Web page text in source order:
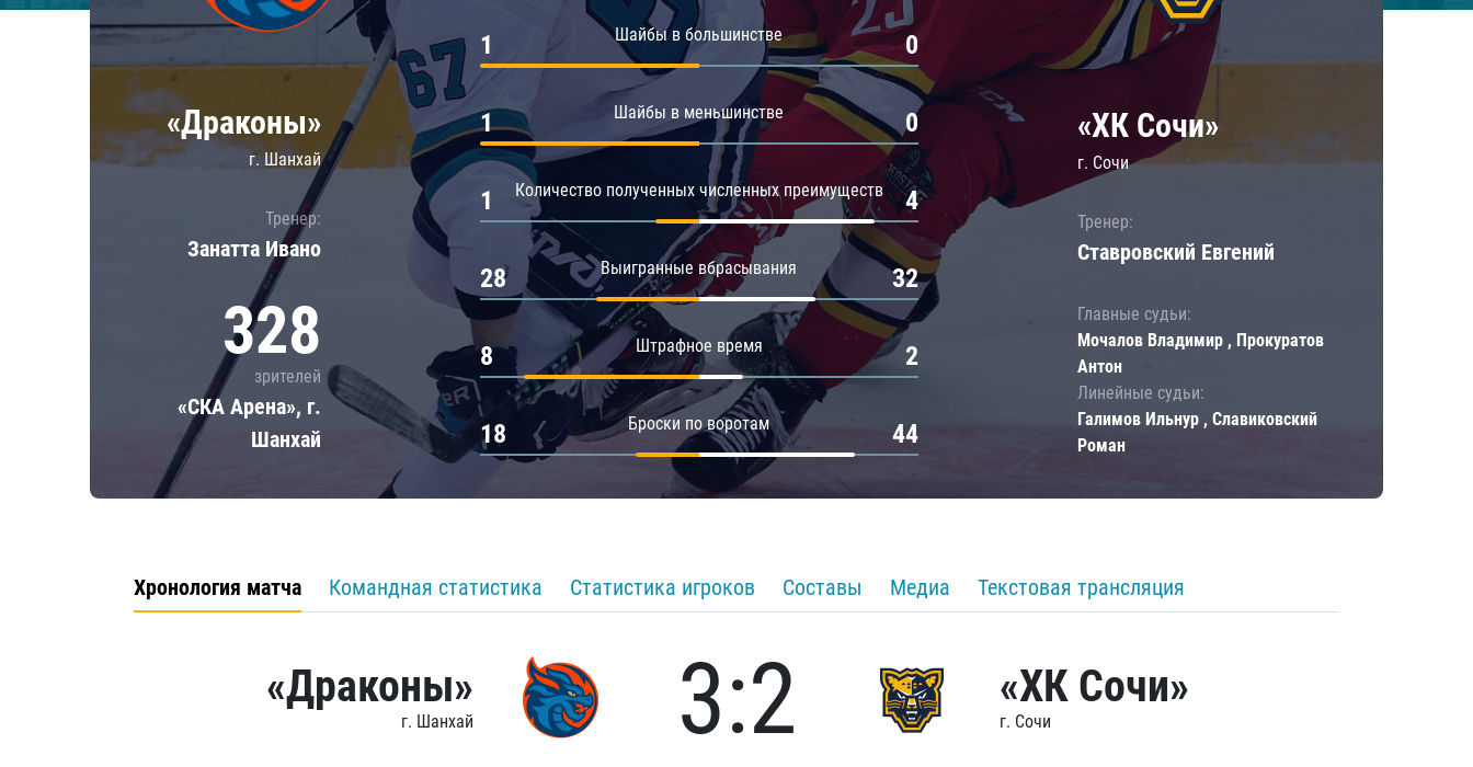
Локомотив
Шанхайские Драконы
Амур
Барыс
Салават Юлаев
«Драконы»
г. Шанхай
Тренер:
Занатта Иванo
328
зрителей
«СКА Арена», г.
Шанхай
Шайбы в большинстве
1 0
Шайбы в меньшинстве
1 0
Количество полученных численных преимуществ
1 4
Выигранные вбрасывания
28 32
Штрафное время
8 2
Броски по воротам
18 44
«ХК Сочи»
г. Сочи
Тренер:
Ставровский Евгений
Главные судьи:
Мочалов Владимир , Прокуратов
Антон
Линейные судьи:
Галимов Ильнур , Славиковский
Роман
Хронология матча Командная статистика Статистика игроков Составы Медиа Текстовая трансляция
«Драконы»
г. Шанхай 3:2 «ХК Сочи»
г. Сочи